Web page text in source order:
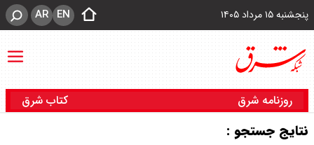
پنجشنبه ۱۵ مرداد ۱۴۰۵ EN
AR
روزنامه شرق کتاب شرق
نتایج جستجو :